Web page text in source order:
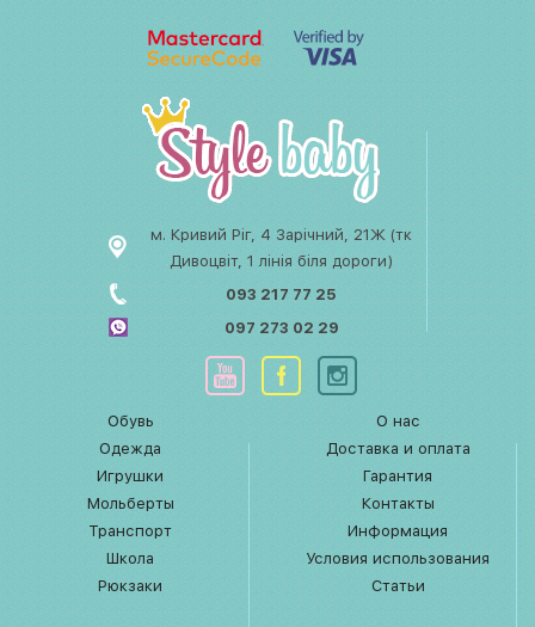
м. Кривий Ріг, 4 Зарічний, 21Ж (тк
Дивоцвіт, 1 лінія біля дороги)
093 217 77 25
097 273 02 29
Обувь
Одежда
Игрушки
Мольберты
Транспорт
Школа
Рюкзаки
О нас
Доставка и оплата
Гарантия
Контакты
Информация
Условия использования
Статьи